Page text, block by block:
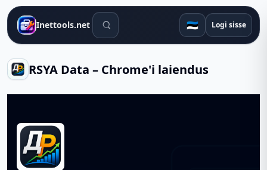
Inettools.net Otsingutööriistad 🇪🇪 Logi sisse
RSYA Data – Chrome'i laiendus